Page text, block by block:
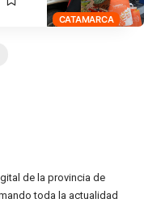
CATAMARCA
de la provincia de
toda la actualidad